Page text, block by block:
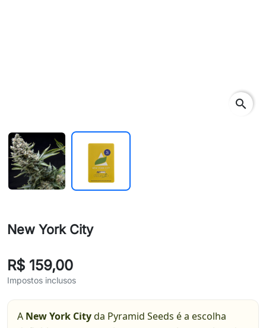
search
New York City
R$ 159,00
Impostos inclusos
A New York Cityda Pyramid Seeds é a escolha